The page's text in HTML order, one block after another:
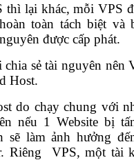
lại khác, mỗi VPS
toàn tách biệt và
được cấp phát.
sẻ tài nguyên nên
Host.
do chạy chung với
nếu 1 Website bị
sẽ làm ảnh hưởng
Riêng VPS, một tài